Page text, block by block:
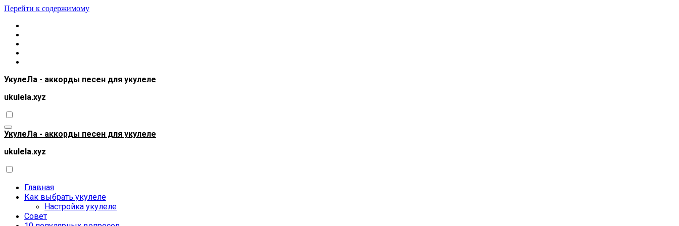
Перейти к содержимому
УкулеЛа - аккорды песен для укулеле
ukulela.xyz
УкулеЛа - аккорды песен для укулеле
ukulela.xyz
Главная
Как выбрать укулеле
Настройка укулеле
Совет